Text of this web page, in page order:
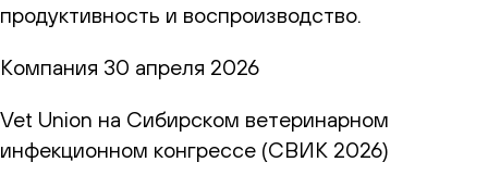
продуктивность и воспроизводство.
Компания 30 апреля 2026
Vet Union на Сибирском ветеринарном
инфекционном конгрессе (СВИК 2026)